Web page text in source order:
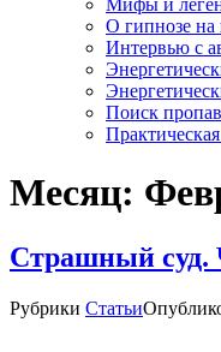
Мифы и
О гипнозе на
Интервью с
Поиск
Месяц:
Страшный суд.
Рубрики Статьи